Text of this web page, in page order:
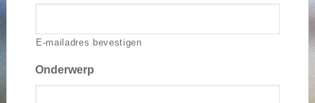
E-mailadres bevestigen
Onderwerp